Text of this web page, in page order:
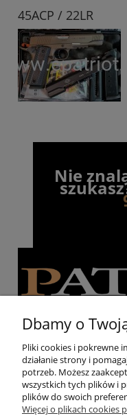
45ACP / 22LR
Nie
Dbamy o
Pliki cookies i pokrewne
działanie strony i
potrzeb. Możesz
wszystkich tych plików i
plików do swoich
Więcej o plikach cookies